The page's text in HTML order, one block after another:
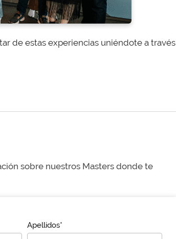
de estas experiencias uniéndote a través
sobre nuestros Masters donde te
Apellidos*